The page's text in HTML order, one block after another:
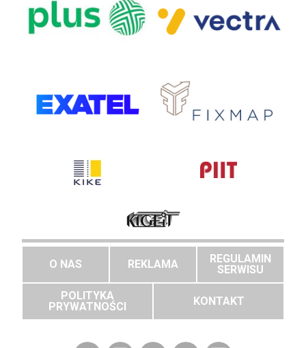
O NAS REKLAMA
REGULAMIN
SERWISU
POLITYKA
PRYWATNOŚCI
KONTAKT